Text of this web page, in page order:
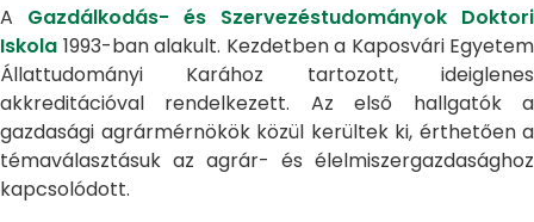
A Gazdálkodás- és Szervezéstudományok Doktori
Iskola 1993-ban alakult. Kezdetben a Kaposvári Egyetem
Állattudományi Karához tartozott, ideiglenes
akkreditációval rendelkezett. Az első hallgatók a
gazdasági agrármérnökök közül kerültek ki, érthetően a
témaválasztásuk az agrár- és élelmiszergazdasághoz
kapcsolódott.